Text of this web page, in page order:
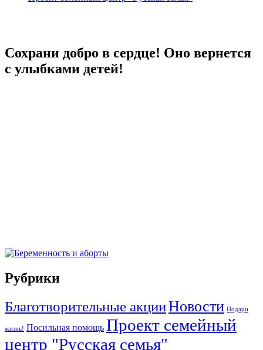
Сохрани добро в сердце! Оно вернется
с улыбками детей!
Рубрики
Благотворительные акцииНовости Подари
жизнь! Посильная помощь Проект семейный
центр "Русская семья"